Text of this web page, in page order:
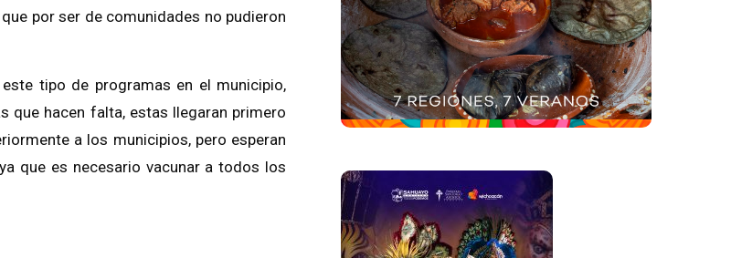
por ser de comunidades no pudieron
tipo de programas en el municipio,
que hacen falta, estas llegaran primero
a los municipios, pero esperan
que es necesario vacunar a todos los